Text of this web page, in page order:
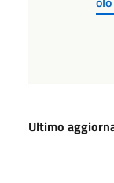
Ultimo